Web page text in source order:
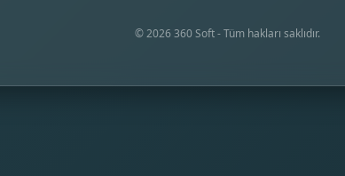
© 2026 360 Soft - Tüm hakları saklıdır.